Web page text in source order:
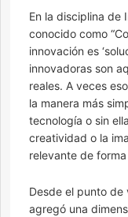
En la disciplina de
conocido como
innovación es
innovadoras son
reales. A veces
la manera más
tecnología o sin
creatividad o la
relevante de
Desde el punto de
agregó una